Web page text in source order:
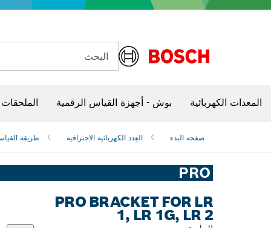
البحث
المعدات الكهربائية بوش - أجهزة القياس الرقمية
صفحه البدء العِدد الكهربائية الاحترافية طريقة
PRO
PRO BRACKET FOR LR
1, LR 1G, LR 2